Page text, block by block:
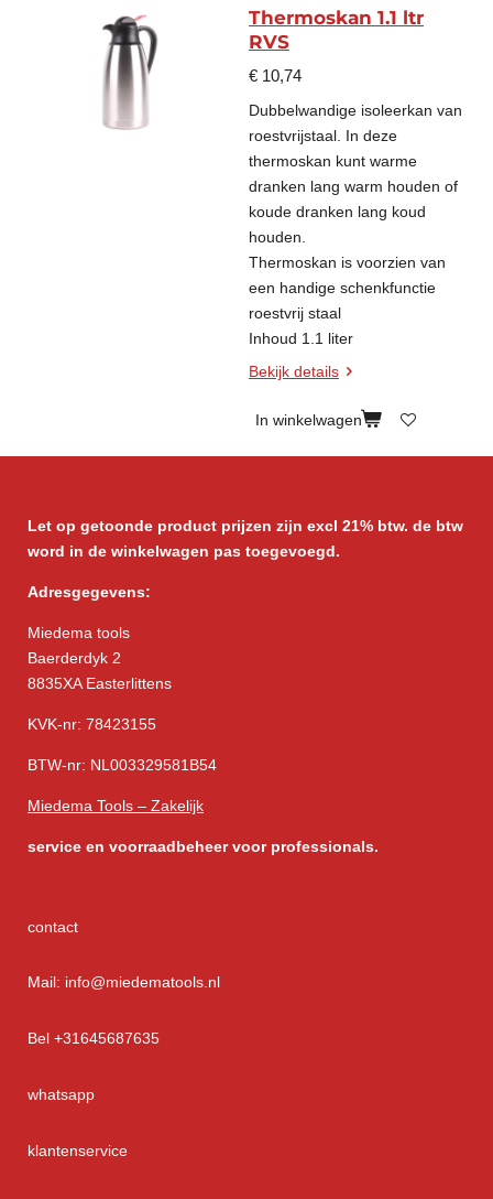
Thermoskan 1.1 ltr
RVS
€ 10,74
Dubbelwandige isoleerkan van
roestvrijstaal. In deze
thermoskan kunt warme
dranken lang warm houden of
koude dranken lang koud
houden.
Thermoskan is voorzien van
een handige schenkfunctie
roestvrij staal
Inhoud 1.1 liter
Bekijk details
In winkelwagen
Let op getoonde product prijzen zijn excl 21% btw. de btw
word in de winkelwagen pas toegevoegd.
Adresgegevens:
Miedema tools
Baerderdyk 2
8835XA Easterlittens
KVK-nr: 78423155
BTW-nr: NL003329581B54
Miedema Tools – Zakelijk
service en voorraadbeheer voor professionals.
contact
Mail: info@miedematools.nl
Bel +31645687635
whatsapp
klantenservice